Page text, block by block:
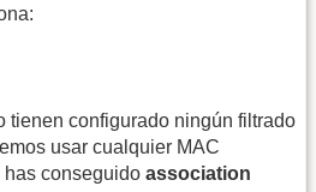
tienen configurado ningún filtrado
usar cualquier MAC
conseguido association